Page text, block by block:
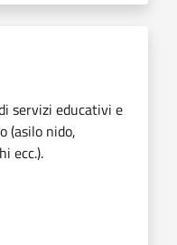
servizi educativi e
(asilo nido,
ecc.).